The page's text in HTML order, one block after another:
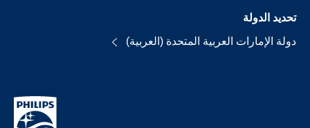
تحديد الدولة
دولة الإمارات العربية المتحدة (العربية)